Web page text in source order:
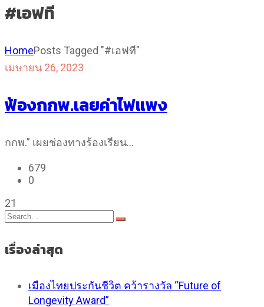
#เอฟที
HomePosts Tagged "#เอฟที"
เมษายน 26, 2023
ฟ้องกกพ.เลยค่าไฟแพง
กกพ.” เผยช่องทางร้องเรียน…
679
0
21
เรื่องล่าสุด
เมืองไทยประกันชีวิต คว้ารางวัล “Future of
Longevity Award”